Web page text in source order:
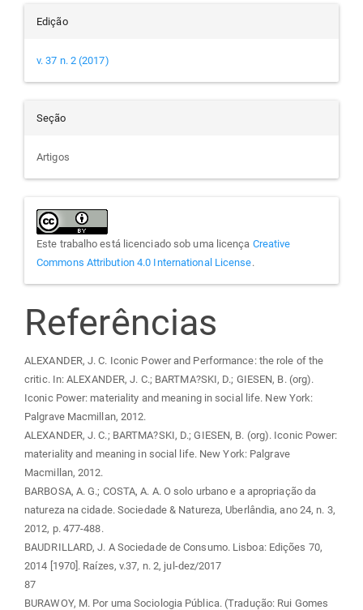
Edição
v. 37 n. 2 (2017)
Seção
Artigos
Este trabalho está licenciado sob uma licença Creative
Commons Attribution 4.0 International License.
Referências
ALEXANDER, J. C. Iconic Power and Performance: the role of the
critic. In: ALEXANDER, J. C.; BARTMA?SKI, D.; GIESEN, B. (org).
Iconic Power: materiality and meaning in social life. New York:
Palgrave Macmillan, 2012.
ALEXANDER, J. C.; BARTMA?SKI, D.; GIESEN, B. (org). Iconic Power:
materiality and meaning in social life. New York: Palgrave
Macmillan, 2012.
BARBOSA, A. G.; COSTA, A. A. O solo urbano e a apropriação da
natureza na cidade. Sociedade & Natureza, Uberlândia, ano 24, n. 3,
2012, p. 477-488.
BAUDRILLARD, J. A Sociedade de Consumo. Lisboa: Edições 70,
2014 [1970]. Raízes, v.37, n. 2, jul-dez/2017
87
BURAWOY, M. Por uma Sociologia Pública. (Tradução: Rui Gomes